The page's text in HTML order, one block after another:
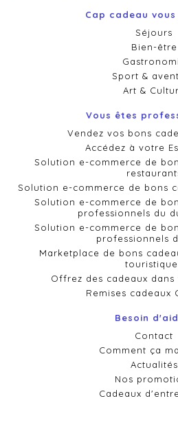
Cap cadeau
Séjours
Bien-être
Sport &
Art &
Vous êtes
Vendez vos bons
Accédez à votre
Solution e-commerce de
Solution e-commerce de bons
Solution e-commerce de
professionnels du
Solution e-commerce de
professionnels
Marketplace de bons
Offrez des cadeaux
Remises cadeaux
Besoin
Contact
Comment ça
Actualités
Nos
Cadeaux